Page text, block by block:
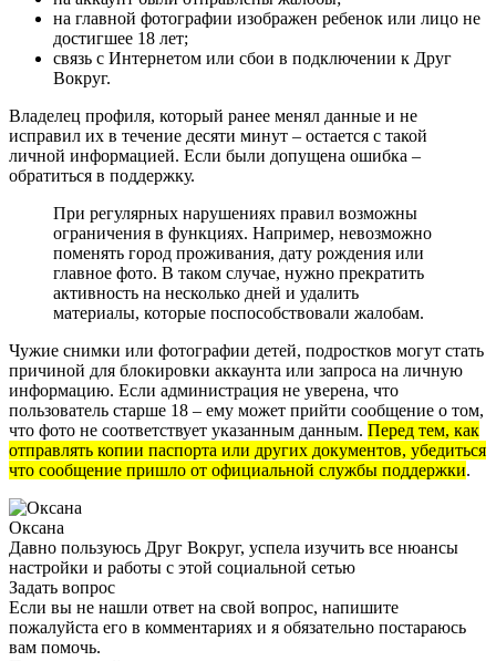
на главной фотографии изображен ребенок или лицо не
достигшее 18 лет;
связь с Интернетом или сбои в подключении к Друг
Вокруг.
Владелец профиля, который ранее менял данные и не
исправил их в течение десяти минут – остается с такой
личной информацией. Если были допущена ошибка –
обратиться в поддержку.
При регулярных нарушениях правил возможны
ограничения в функциях. Например, невозможно
поменять город проживания, дату рождения или
главное фото. В таком случае, нужно прекратить
активность на несколько дней и удалить
материалы, которые поспособствовали жалобам.
Чужие снимки или фотографии детей, подростков могут стать
причиной для блокировки аккаунта или запроса на личную
информацию. Если администрация не уверена, что
пользователь старше 18 – ему может прийти сообщение о том,
что фото не соответствует указанным данным. Перед тем, как
отправлять копии паспорта или других документов, убедиться
что сообщение пришло от официальной службы поддержки.
Оксана
Давно пользуюсь Друг Вокруг, успела изучить все нюансы
настройки и работы с этой социальной сетью
Задать вопрос
Если вы не нашли ответ на свой вопрос, напишите
пожалуйста его в комментариях и я обязательно постараюсь
вам помочь.